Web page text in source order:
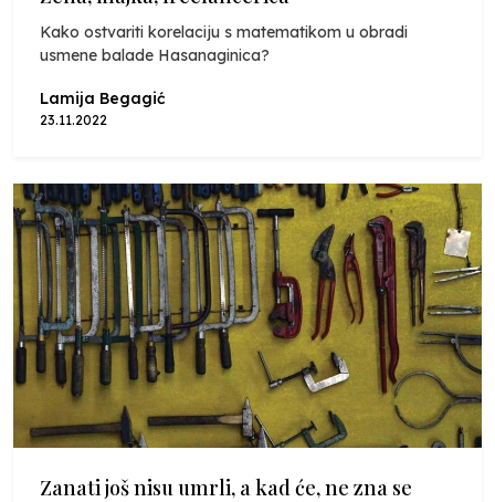
Kako ostvariti korelaciju s matematikom u obradi
usmene balade Hasanaginica?
Lamija Begagić
23.11.2022
Zanati još nisu umrli, a kad će, ne zna se